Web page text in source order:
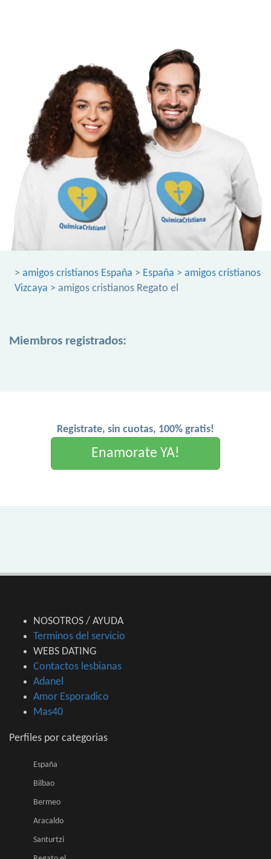
> amigos cristianos España > España > amigos cristianos
Vizcaya > amigos cristianos Regato el
Miembros registrados:
Registrate, sin cuotas, 100% gratis!
Enamorate YA!
NOSOTROS / AYUDA
Terminos del servicio
WEBS DATING
Contactos lesbianas
Adanel
Amor Esporadico
Mas40
Perfiles por categorias
España
Bilbao
Bermeo
Aracaldo
Santurtzi